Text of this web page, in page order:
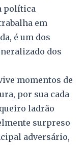
política
em
é um dos
dos
momentos de
por sua cada
ladrão
surpreso
adversário,